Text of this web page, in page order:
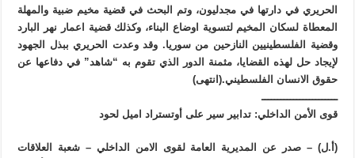
الحريري في دارتها في مجدليون، وتم البحث في قضية مخيم ضبية والمهلة
المعطاة لسكان المخيم لتسوية اوضاع البناء، وكذلك قضية اعمار نهر البارد
وقضية الفلسطينيين النازحين من سوريا. وقد وعدت الحريري ببذل الجهود
لإيجاد حل لهذه القضايا، مثمنة الدور الذي تقوم به “شاهد” في دفاعها عن
حقوق الانسان الفلسطيني.(انتهى)
ــــــــــــــــــــــــ
قوى الأمن الداخلي: تدابير سير على أوتستراد اميل لحود
(أ.ل) – صدر عن المديرية العامة لقوى الامن الداخلي – شعبة العلاقات